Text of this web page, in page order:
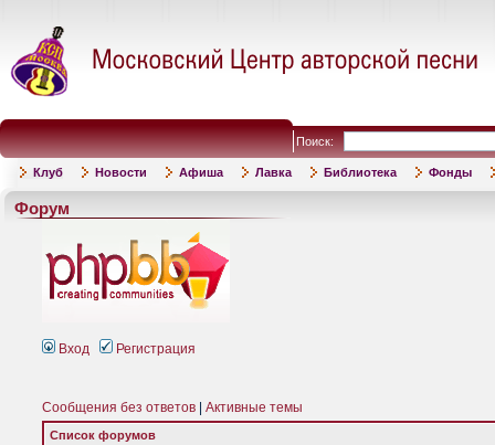
Поиск:
Клуб Новости Афиша Лавка Библиотека Фонды
Форум
Вход Регистрация
Сообщения без ответов Активные темы
Список форумов